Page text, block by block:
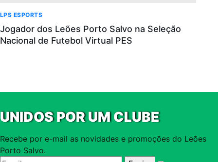
LPS ESPORTS
Jogador dos Leões Porto Salvo na Seleção
Nacional de Futebol Virtual PES
UNIDOS POR UM CLUBE
Recebe por e-mail as novidades e promoções do Leões
Porto Salvo.